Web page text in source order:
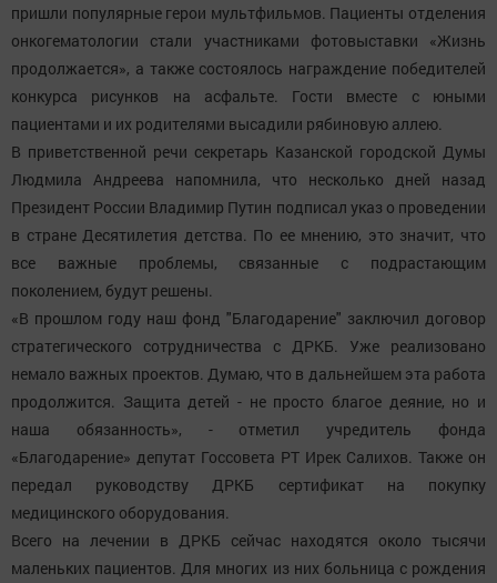
пришли популярные герои мультфильмов. Пациенты отделения
онкогематологии стали участниками фотовыставки «Жизнь
продолжается», а также состоялось награждение победителей
конкурса рисунков на асфальте. Гости вместе с юными
пациентами и их родителями высадили рябиновую аллею.
В приветственной речи секретарь Казанской городской Думы
Людмила Андреева напомнила, что несколько дней назад
Президент России Владимир Путин подписал указ о проведении
в стране Десятилетия детства. По ее мнению, это значит, что
все важные проблемы, связанные с подрастающим
поколением, будут решены.
«В прошлом году наш фонд "Благодарение" заключил договор
стратегического сотрудничества с ДРКБ. Уже реализовано
немало важных проектов. Думаю, что в дальнейшем эта работа
продолжится. Защита детей - не просто благое деяние, но и
наша обязанность», - отметил учредитель фонда
«Благодарение» депутат Госсовета РТ Ирек Салихов. Также он
передал руководству ДРКБ сертификат на покупку
медицинского оборудования.
Всего на лечении в ДРКБ сейчас находятся около тысячи
маленьких пациентов. Для многих из них больница с рождения